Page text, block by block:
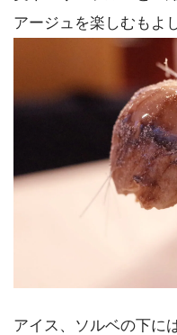
アージュを楽しむもよし
アイス、ソルベの下に